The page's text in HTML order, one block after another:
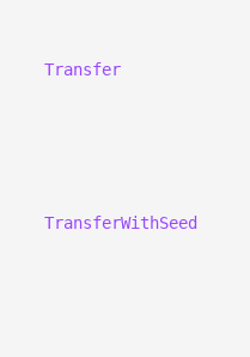
Transfer
TransferWithSeed